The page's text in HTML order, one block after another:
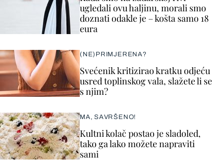
ugledali ovu haljinu, morali smo
doznati odakle je – košta samo 18
eura
(NE)PRIMJERENA?
Svećenik kritizirao kratku odjeću
usred toplinskog vala, slažete li se
s njim?
MA, SAVRŠENO!
Kultni kolač postao je sladoled,
tako ga lako možete napraviti
sami